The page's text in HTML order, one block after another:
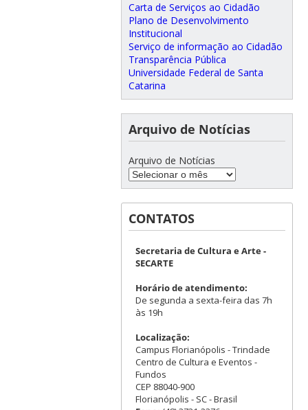
Carta de Serviços ao Cidadão
Plano de Desenvolvimento
Institucional
Serviço de informação ao Cidadão
Transparência Pública
Universidade Federal de Santa
Catarina
Arquivo de Notícias
Arquivo de Notícias
CONTATOS
Secretaria de Cultura e Arte -
SECARTE
Horário de atendimento:
De segunda a sexta-feira das 7h
às 19h
Localização:
Campus Florianópolis - Trindade
Centro de Cultura e Eventos -
Fundos
CEP 88040-900
Florianópolis - SC - Brasil